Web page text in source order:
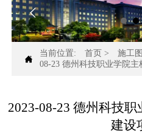


当前位置: 首页 > 施工
08-23 德州科技职业学院主
2023-08-23 德州科技职业学院主校区扩建工程
建设